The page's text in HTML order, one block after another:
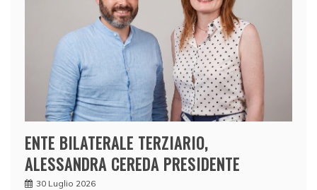
ENTE BILATERALE TERZIARIO,
ALESSANDRA CEREDA PRESIDENTE
30 Luglio 2026